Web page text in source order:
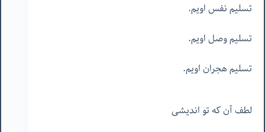
تسلیم نفس اویم.
تسلیم وصل اویم.
تسلیم هجران اویم.
لطف آن که تو اندیشی